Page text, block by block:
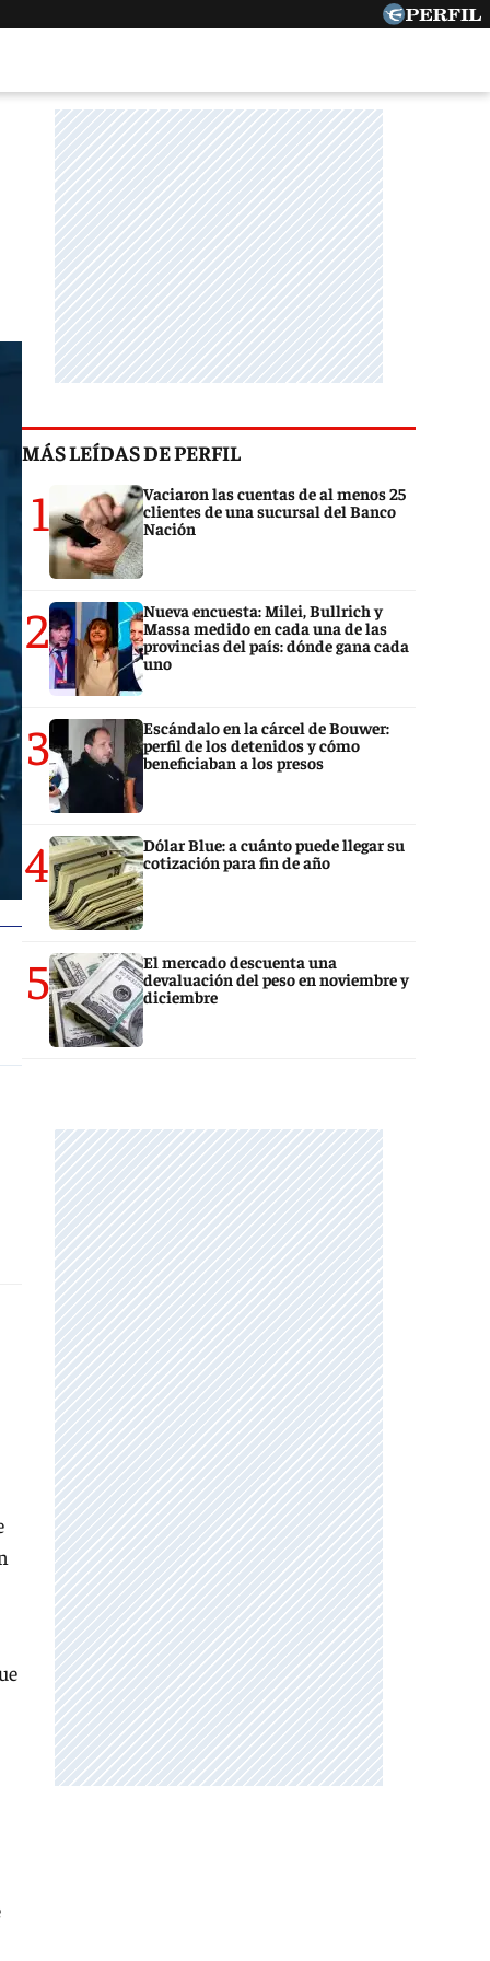
MÁS LEÍDAS DE PERFIL
1
Vaciaron las cuentas de al menos 25
clientes de una sucursal del Banco
Nación
2
Nueva encuesta: Milei, Bullrich y
Massa medido en cada una de las
provincias del país: dónde gana cada
uno
3
Escándalo en la cárcel de Bouwer:
perfil de los detenidos y cómo
beneficiaban a los presos
4
Dólar Blue: a cuánto puede llegar su
cotización para fin de año
5
El mercado descuenta una
devaluación del peso en noviembre y
diciembre